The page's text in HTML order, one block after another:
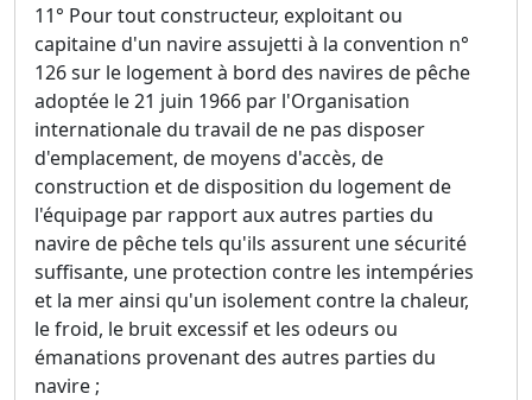
11° Pour tout constructeur, exploitant ou
capitaine d'un navire assujetti à la convention n°
126 sur le logement à bord des navires de pêche
adoptée le 21 juin 1966 par l'Organisation
internationale du travail de ne pas disposer
d'emplacement, de moyens d'accès, de
construction et de disposition du logement de
l'équipage par rapport aux autres parties du
navire de pêche tels qu'ils assurent une sécurité
suffisante, une protection contre les intempéries
et la mer ainsi qu'un isolement contre la chaleur,
le froid, le bruit excessif et les odeurs ou
émanations provenant des autres parties du
navire ;